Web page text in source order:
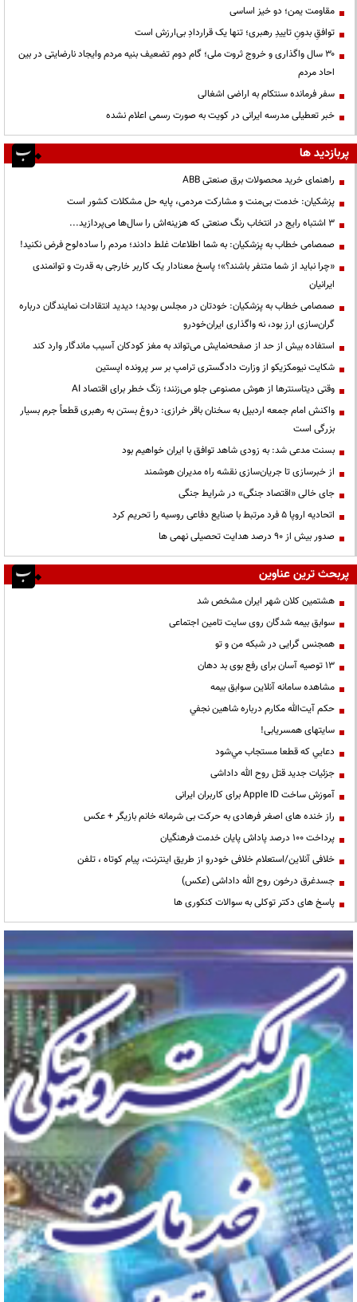
مقاومت یمن؛ دو خیز اساسی
توافقِ بدونِ تاییدِ رهبری؛ تنها یک قراردادِ بی‌ارزش است
۳۰ سال واگذاری و خروج ثروت ملی؛ گام دوم تضعیف بنیه مردم وایجاد نارضایتی در بین
احاد مردم
سفر فرمانده سنتکام به اراضی اشغالی
خبر تعطیلی مدرسه ایرانی در کویت به صورت رسمی اعلام نشده
پربازدید ها
راهنمای خرید محصولات برق صنعتی ABB
پزشکیان: خدمت بی‌منت و مشارکت مردمی، پایه حل مشکلات کشور است
3 اشتباه رایج در انتخاب رنگ صنعتی که هزینه‌اش را سال‌ها می‌پردازید...
صمصامی خطاب به پزشکیان: به شما اطلاعات غلط دادند؛ مردم را ساده‌لوح فرض نکنید!
«چرا نباید از شما متنفر باشند؟»؛ پاسخ معنادار یک کاربر خارجی به قدرت و توانمندی
ایرانیان
صمصامی خطاب به پزشکیان: خودتان در مجلس بودید؛ دیدید انتقادات نمایندگان درباره
گران‌سازی ارز بود، نه واگذاری ایران‌خودرو
استفاده بیش از حد از صفحه‌نمایش می‌تواند به مغز کودکان آسیب ماندگار وارد کند
شکایت نیومکزیکو از وزارت دادگستری ترامپ بر سر پرونده اپستین
وقتی دیتاسنترها از هوش مصنوعی جلو می‌زنند؛ زنگ خطر برای اقتصاد AI
واکنش امام جمعه اردبیل به سخنان باقر خرازی: دروغ بستن به رهبری قطعاً جرم بسیار
بزرگی است
بسنت مدعی شد: به زودی شاهد توافق با ایران خواهیم بود
از خبرسازی تا جریان‌سازی نقشه راه مدیران هوشمند
جای خالی «اقتصاد جنگی» در شرایط جنگی
اتحادیه اروپا ۵ فرد مرتبط با صنایع دفاعی روسیه را تحریم کرد
صدور بیش از ۹۰ درصد هدایت تحصیلی نهمی ها
پربحث ترین عناوین
هشتمین کلان شهر ایران مشخص شد
سوابق بیمه شدگان روی سایت تامین اجتماعی
همجنس گرایی در شبکه من و تو
13 توصیه آسان برای رفع بوی بد دهان
مشاهده سامانه آنلاين سوابق بیمه
حكم آيت‌الله مكارم درباره شاهين نجفي
سایتهای همسریابی!
دعايي كه قطعا مستجاب مي‌شود
جزئیات جدید قتل روح الله داداشی
آموزش ساخت Apple ID برای کاربران ایرانی
راز خنده های اصغر فرهادی به حرکت بی شرمانه خانم بازیگر + عکس
پرداخت ۱۰۰ درصد پاداش پایان خدمت فرهنگیان
خلافی آنلاین/استعلام خلافی خودرو از طریق اینترنت، پیام کوتاه ، تلفن
جسدغرق درخون روح الله داداشی (عکس)
پاسخ های دکتر توکلی به سوالات کنکوری ها